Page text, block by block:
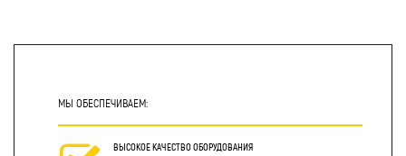
МЫ ОБЕСПЕЧИВАЕМ:
ВЫСОКОЕ КАЧЕСТВО ОБОРУДОВАНИЯ